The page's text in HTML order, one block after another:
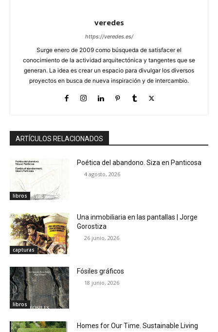
veredes
https://veredes.es/
Surge enero de 2009 como búsqueda de satisfacer el
conocimiento de la actividad arquitectónica y tangentes que se
generan. La idea es crear un espacio para divulgar los diversos
proyectos en busca de nueva inspiración y de intercambio.
ARTÍCULOS RELACIONADOS
libros
Poética del abandono. Siza en Panticosa
4 agosto, 2026
capturas
Una inmobiliaria en las pantallas | Jorge
Gorostiza
26 junio, 2026
libros
Fósiles gráficos
18 junio, 2026
Homes for Our Time. Sustainable Living